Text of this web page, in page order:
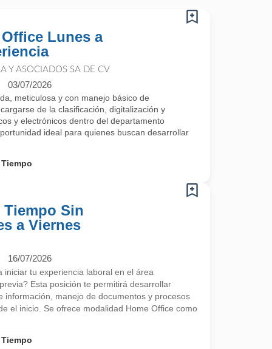
Lunes a
Y ASOCIADOS SA DE CV
03/07/2026
meticulosa y con manejo básico de
de la clasificación, digitalización y
y electrónicos dentro del departamento
ideal para quienes buscan desarrollar
Sin
a Viernes
16/07/2026
iniciar tu experiencia laboral en el área
Esta posición te permitirá desarrollar
información, manejo de documentos y procesos
el inicio. Se ofrece modalidad Home Office como